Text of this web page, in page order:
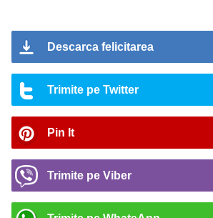
Descarca felicitarea
Trimite pe Twitter
Pin It
Trimite pe Viber